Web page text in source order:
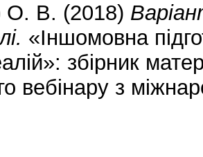
О. В. (2018)
«Іншомовна
збірник
вебінару з